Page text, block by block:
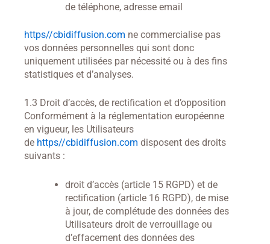
de téléphone, adresse email
https//cbidiffusion.com ne commercialise pas
vos données personnelles qui sont donc
uniquement utilisées par nécessité ou à des fins
statistiques et d’analyses.
1.3 Droit d’accès, de rectification et d’opposition
Conformément à la réglementation européenne
en vigueur, les Utilisateurs
de https//cbidiffusion.com disposent des droits
suivants :
droit d’accès (article 15 RGPD) et de
rectification (article 16 RGPD), de mise
à jour, de complétude des données des
Utilisateurs droit de verrouillage ou
d’effacement des données des